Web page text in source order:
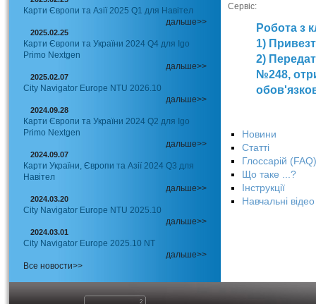
Карти Європи та Азії 2025 Q1 для Навітел
дальше>>
2025.02.25
Карти Європи та України 2024 Q4 для Igo
Primo Nextgen
дальше>>
2025.02.07
City Navigator Europe NTU 2026.10
дальше>>
2024.09.28
Карти Європи та України 2024 Q2 для Igo
Primo Nextgen
дальше>>
2024.09.07
Карти України, Європи та Азії 2024 Q3 для
Навітел
дальше>>
2024.03.20
City Navigator Europe NTU 2025.10
дальше>>
2024.03.01
City Navigator Europe 2025.10 NT
дальше>>
Все новости>>
Сервіс:
Робота з
1)
2)
№248,
Новини
Статті
Глоссарій (FAQ)
Що таке ...?
Інструкції
Навчальні відео